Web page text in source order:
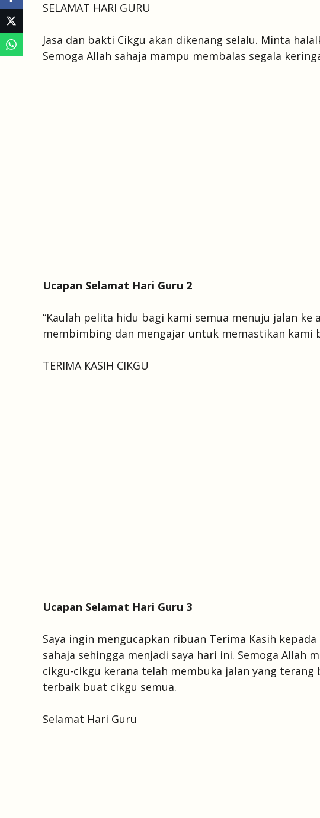
SELAMAT HARI GURU
Jasa dan bakti Cikgu akan dikenang selalu. Minta
Semoga Allah sahaja mampu membalas segala
Ucapan Selamat Hari Guru 2
“Kaulah pelita hidu bagi kami semua menuju jalan ke
membimbing dan mengajar untuk memastikan kami
TERIMA KASIH CIKGU
Ucapan Selamat Hari Guru 3
Saya ingin mengucapkan ribuan Terima Kasih
sahaja sehingga menjadi saya hari ini. Semoga Allah
cikgu-cikgu kerana telah membuka jalan yang terang
terbaik buat cikgu semua.
Selamat Hari Guru